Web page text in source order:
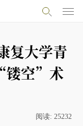
复大学青
镂空”术
阅读: 25232